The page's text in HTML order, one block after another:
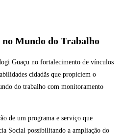
Mundo do Trabalho
Guaçu no fortalecimento de vínculos
cidadãs que propiciem o
do trabalho com monitoramento
de um programa e serviço que
Social possibilitando a ampliação do